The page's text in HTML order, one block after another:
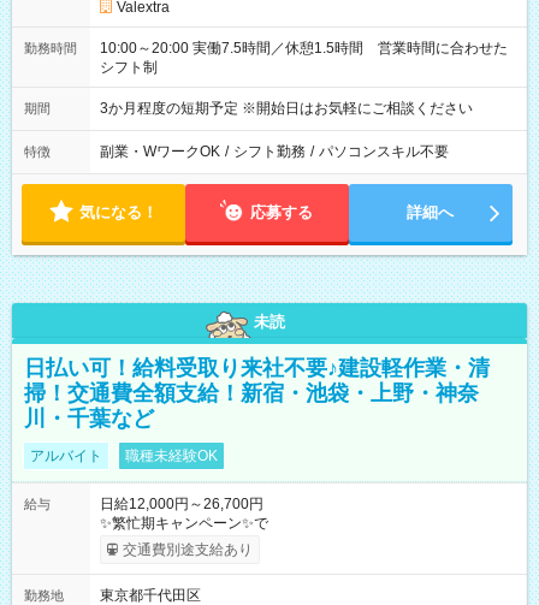
Valextra
勤務時間
10:00～20:00 実働7.5時間／休憩1.5時間 営業時間に合わせた
シフト制
期間 3か月程度の短期予定 ※開始日はお気軽にご相談ください
特徴 副業・WワークOK / シフト勤務 / パソコンスキル不要
気になる！ 応募する 詳細へ
未読
日払い可！給料受取り来社不要♪建設軽作業・清
掃！交通費全額支給！新宿・池袋・上野・神奈
川・千葉など
アルバイト 職種未経験OK
給与
日給12,000円～26,700円
✨繁忙期キャンペーン✨で
交通費別途支給あり
勤務地
東京都千代田区